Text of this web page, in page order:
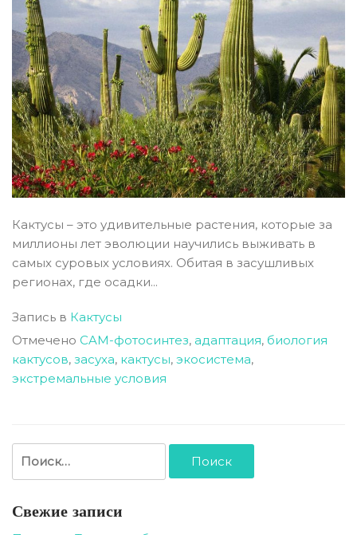
Кактусы – это удивительные растения, которые за
миллионы лет эволюции научились выживать в
самых суровых условиях. Обитая в засушливых
регионах, где осадки...
Запись в Кактусы
Отмечено CAM-фотосинтез, адаптация, биология
кактусов, засуха, кактусы, экосистема,
экстремальные условия
Свежие записи